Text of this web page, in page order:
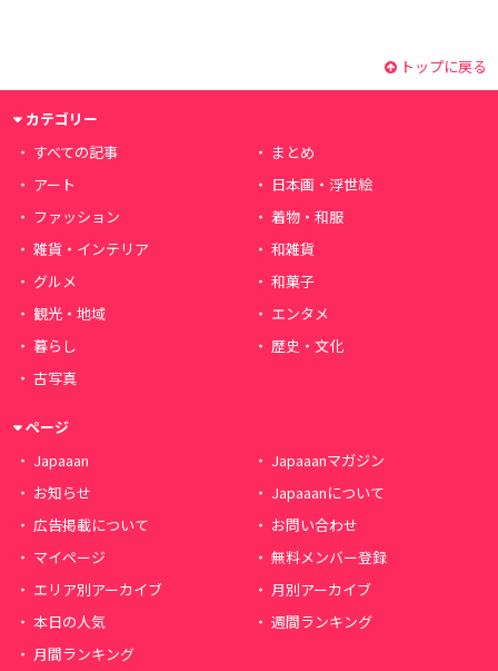
トップに戻る
カテゴリー
すべての記事
まとめ
アート
日本画・浮世絵
ファッション
着物・和服
雑貨・インテリア
和雑貨
グルメ
和菓子
観光・地域
エンタメ
暮らし
歴史・文化
古写真
ページ
Japaaan
Japaaanマガジン
お知らせ
Japaaanについて
広告掲載について
お問い合わせ
マイページ
無料メンバー登録
エリア別アーカイブ
月別アーカイブ
本日の人気
週間ランキング
月間ランキング